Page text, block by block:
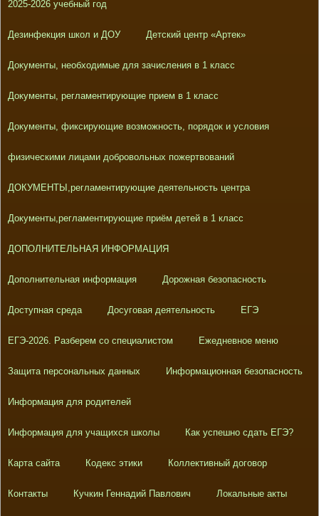
2025-2026 учебный год
Дезинфекция школ и ДОУ Детский центр «Артек»
Документы, необходимые для зачисления в 1 класс
Документы, регламентирующие прием в 1 класс
Документы, фиксирующие возможность, порядок и условия
физическими лицами добровольных пожертвований
ДОКУМЕНТЫ,регламентирующие деятельность центра
Документы,регламентирующие приём детей в 1 класс
ДОПОЛНИТЕЛЬНАЯ ИНФОРМАЦИЯ
Дополнительная информация Дорожная безопасность
Доступная среда Досуговая деятельность ЕГЭ
ЕГЭ-2026. Разберем со специалистом Ежедневное меню
Защита персональных данных Информационная безопасность
Информация для родителей
Информация для учащихся школы Как успешно сдать ЕГЭ?
Карта сайта Кодекс этики Коллективный договор
Контакты Кучкин Геннадий Павлович Локальные акты